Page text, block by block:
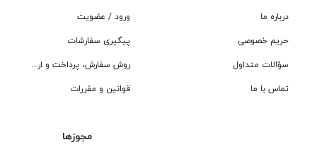
درباره ما
حریم خصوصی
سؤالات متداول
تماس با ما
ورود / عضویت
پیگیری سفارشات
روش سفارش، پرداخت و ارسال
قوانین و مقررات
مجوزها